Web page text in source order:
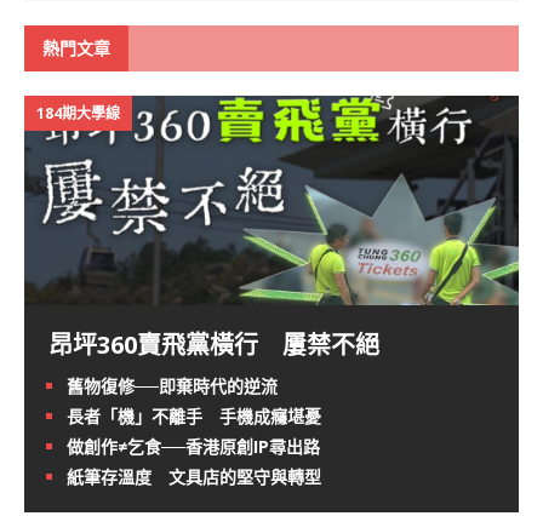
熱門文章
184期大學線
昂坪360賣飛黨橫行 屢禁不絕
舊物復修──即棄時代的逆流
長者「機」不離手 手機成癮堪憂
做創作≠乞食──香港原創IP尋出路
紙筆存溫度 文具店的堅守與轉型